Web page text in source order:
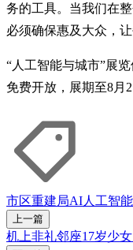
务的工具。当我们在
必须确保惠及大众，
“人工智能与城市”展览
免费开放，展期至8月
市区重建局AI人工智能
上一篇
机上非礼邻座17岁少